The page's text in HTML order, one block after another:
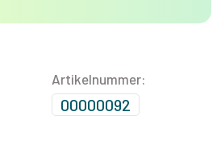
Artikelnummer:
00000092